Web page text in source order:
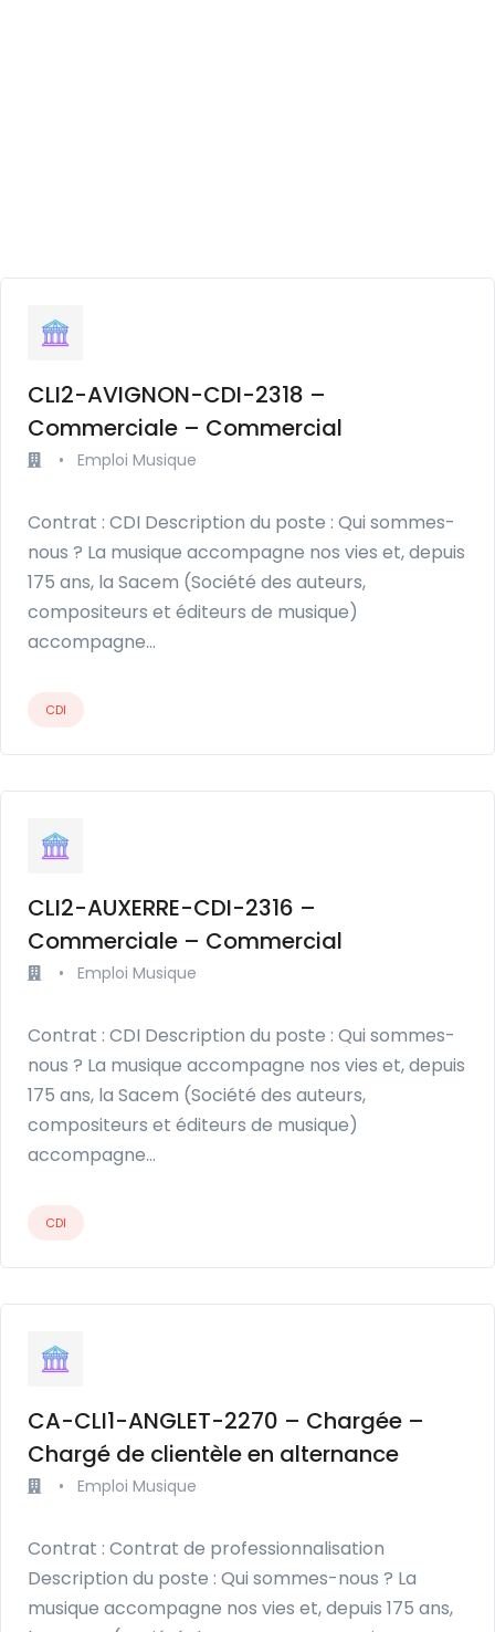
CLI2-AVIGNON-CDI-2318 –
Commerciale – Commercial
• Emploi Musique
Contrat : CDI Description du poste : Qui sommes-
nous ? La musique accompagne nos vies et, depuis
175 ans, la Sacem (Société des auteurs,
compositeurs et éditeurs de musique)
accompagne…
CDI
CLI2-AUXERRE-CDI-2316 –
Commerciale – Commercial
• Emploi Musique
Contrat : CDI Description du poste : Qui sommes-
nous ? La musique accompagne nos vies et, depuis
175 ans, la Sacem (Société des auteurs,
compositeurs et éditeurs de musique)
accompagne…
CDI
CA-CLI1-ANGLET-2270 – Chargée –
Chargé de clientèle en alternance
• Emploi Musique
Contrat : Contrat de professionnalisation
Description du poste : Qui sommes-nous ? La
musique accompagne nos vies et, depuis 175 ans,